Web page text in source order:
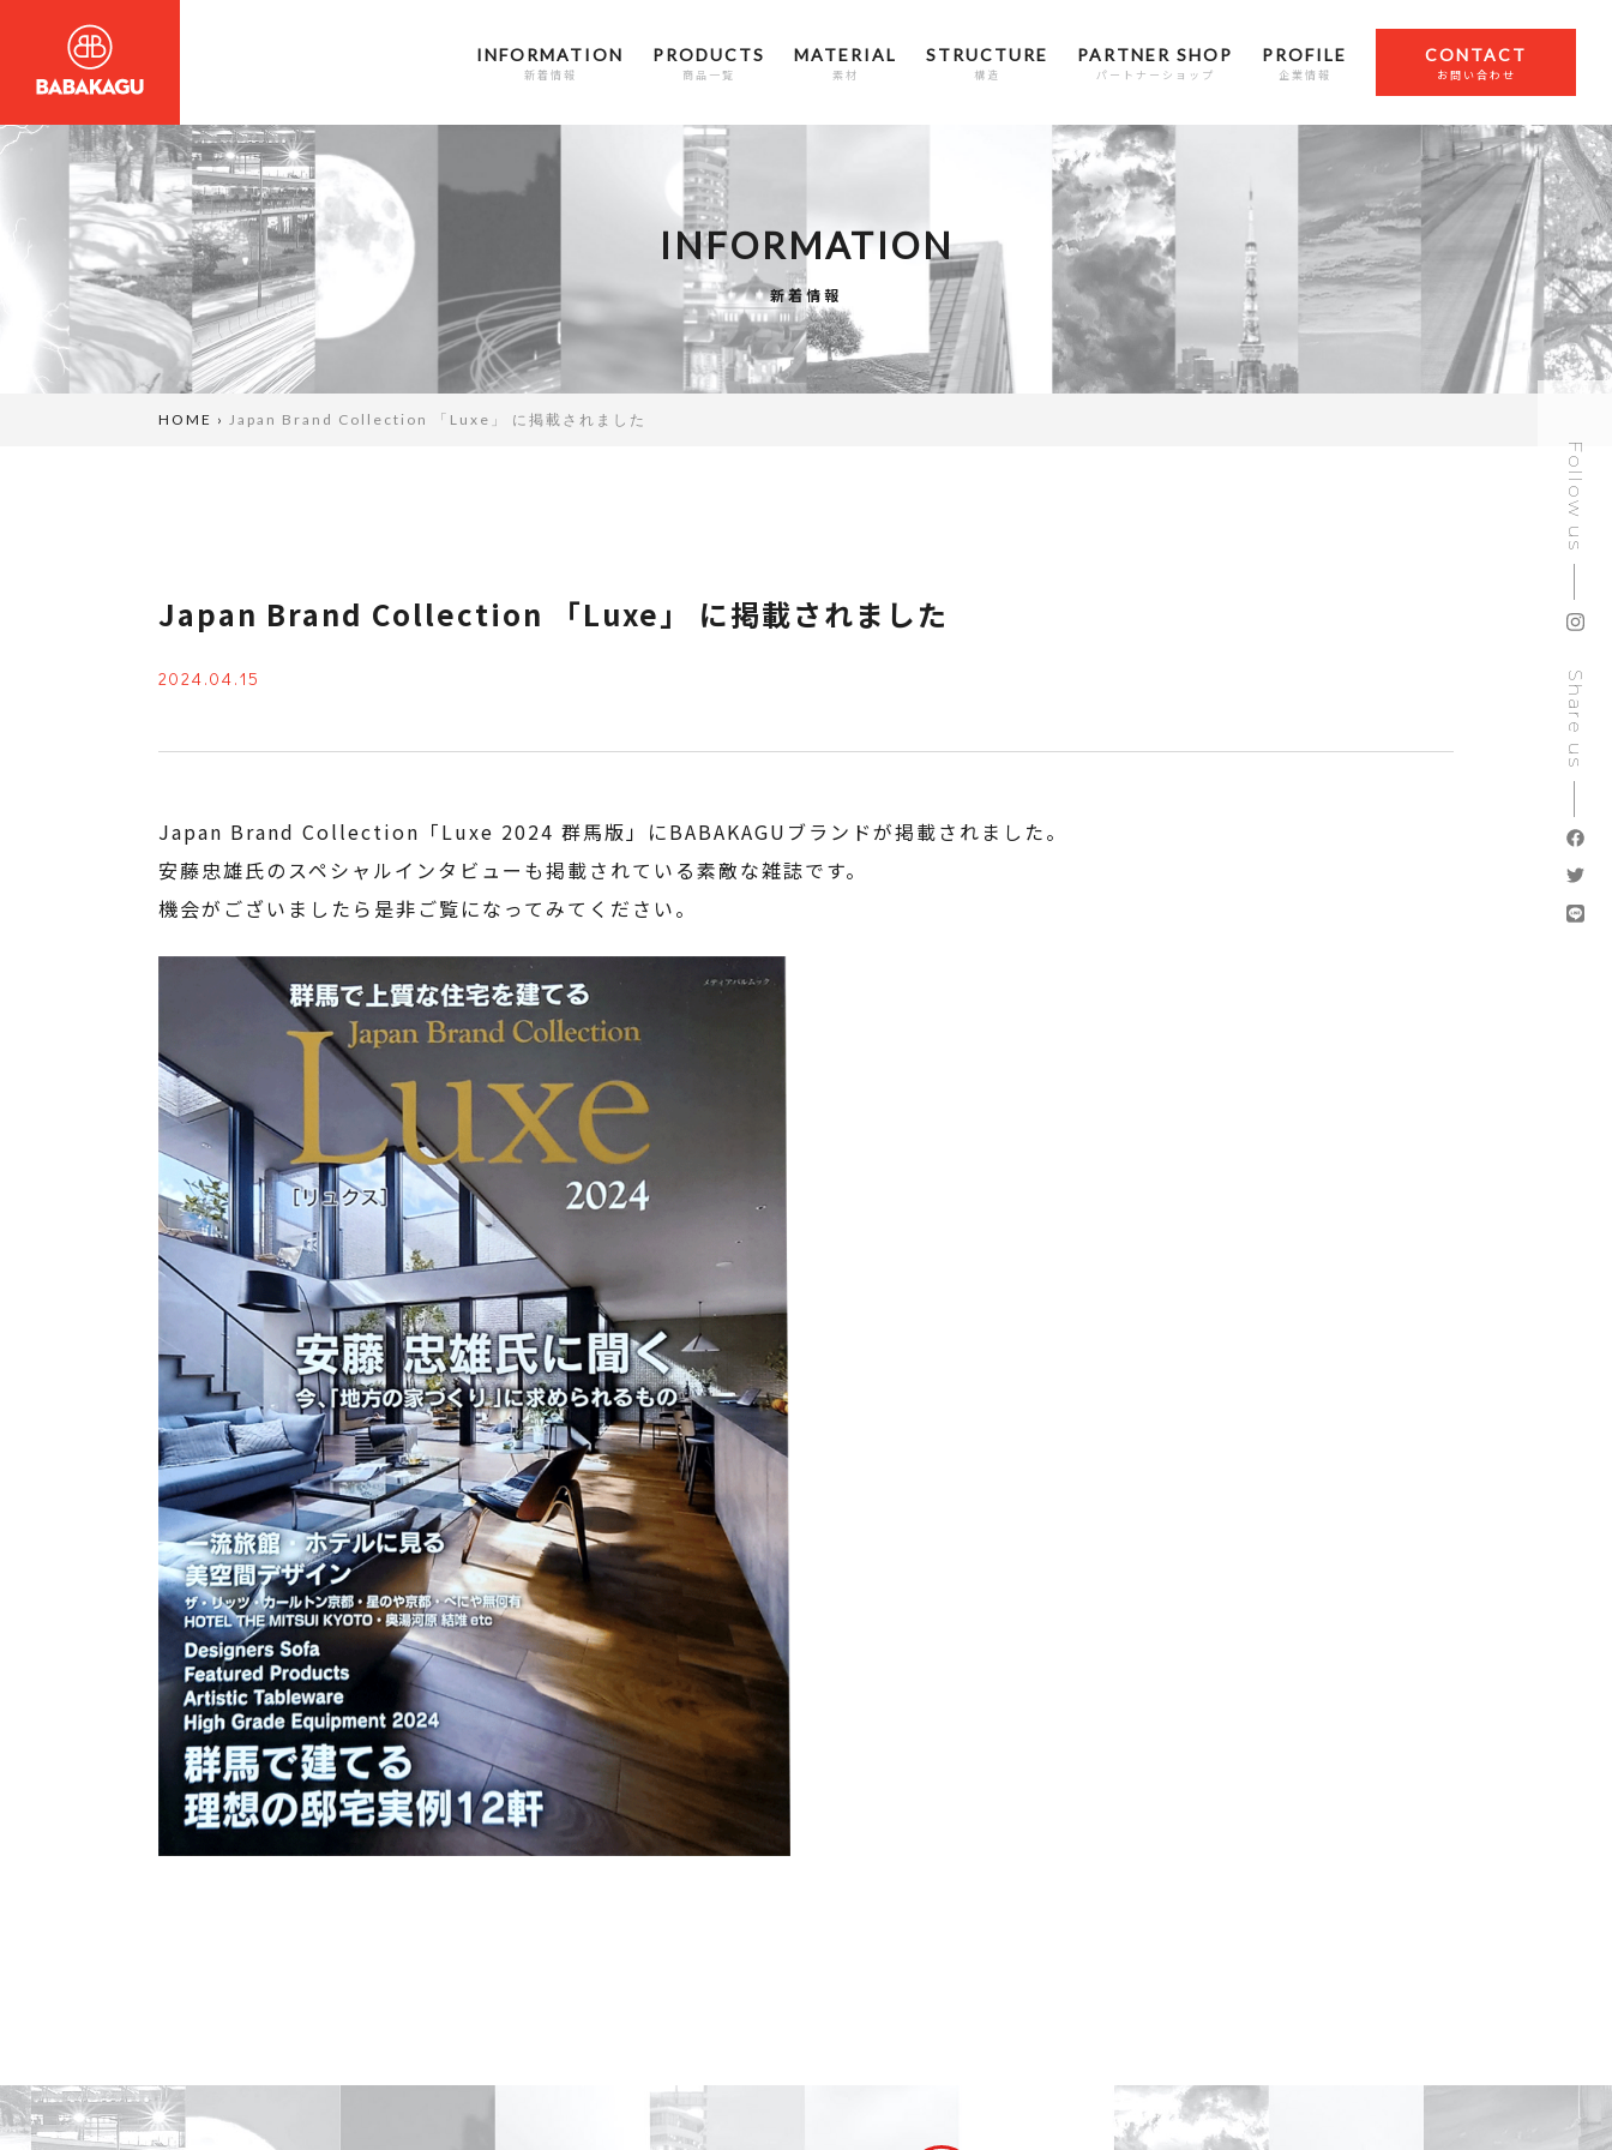
INFORMATION
新着情報
PRODUCTS
商品一覧
MATERIAL
素材
STRUCTURE
構造
PARTNER SHOP
パートナーショップ
PROFILE
企業情報
CONTACT
お問い合わせ
Follow us
Share us
INFORMATION
新着情報
HOME › Japan Brand Collection 「Luxe」 に掲載されました
Japan Brand Collection 「Luxe」 に掲載されました
2024.04.15
Japan Brand Collection「Luxe 2024 群馬版」にBABAKAGUブランドが掲載されました。
安藤忠雄氏のスペシャルインタビューも掲載されている素敵な雑誌です。
機会がございましたら是非ご覧になってみてください。